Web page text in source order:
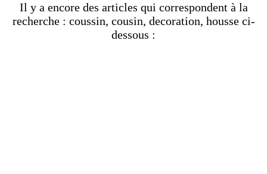
Il y a encore des articles qui correspondent à la
recherche : coussin, cousin, decoration, housse ci-
dessous :